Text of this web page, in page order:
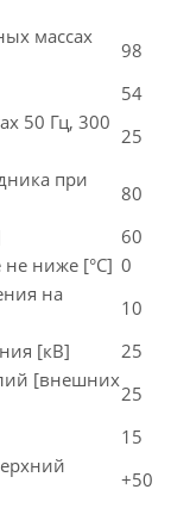
массах
98
54
50 Гц, 300
25
при
80
60
ниже [°C] 0
на
10
[кВ]
25
[внешних
25
15
+50